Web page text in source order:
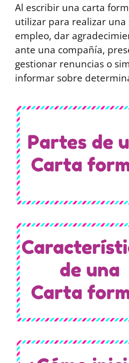
Al escribir una carta
utilizar para realizar una
empleo, dar
ante una compañía,
gestionar renuncias o
informar sobre